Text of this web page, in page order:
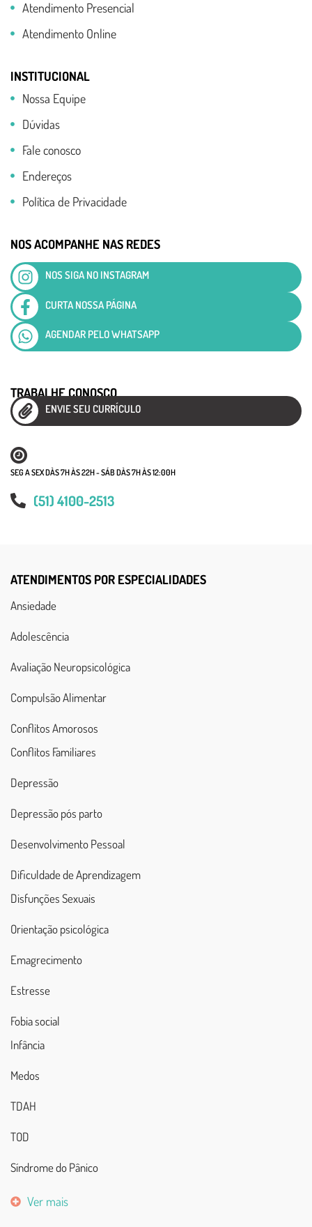
Atendimento Presencial
Atendimento Online
INSTITUCIONAL
Nossa Equipe
Dúvidas
Fale conosco
Endereços
Política de Privacidade
NOS ACOMPANHE NAS REDES
NOS SIGA NO INSTAGRAM
CURTA NOSSA PÁGINA
AGENDAR PELO WHATSAPP
SEG A SEX DÀS 7H ÀS 22H - SÁB DÀS 7H ÀS 12:00H
(51) 4100-2513
TRABALHE CONOSCO
ENVIE SEU CURRÍCULO
ATENDIMENTOS POR ESPECIALIDADES
Ansiedade
Adolescência
Avaliação Neuropsicológica
Compulsão Alimentar
Conflitos Amorosos
Conflitos Familiares
Depressão
Depressão pós parto
Desenvolvimento Pessoal
Dificuldade de Aprendizagem
Disfunções Sexuais
Orientação psicológica
Emagrecimento
Estresse
Fobia social
Infância
Medos
TDAH
TOD
Síndrome do Pânico
Ver mais